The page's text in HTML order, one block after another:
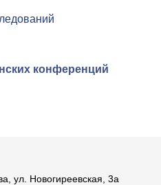
конференций
ул. Новогиреевская, 3а